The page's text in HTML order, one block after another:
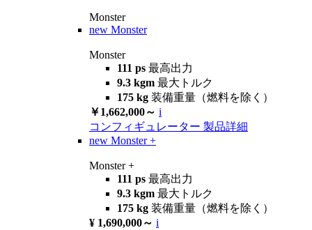
Monster
new Monster
Monster
111 ps 最高出力
9.3 kgm 最大トルク
175 kg 装備重量（燃料を除く）
￥1,662,000～ i
コンフィギュレーター 製品詳細
new Monster +
Monster +
111 ps 最高出力
9.3 kgm 最大トルク
175 kg 装備重量（燃料を除く）
¥ 1,690,000～ i